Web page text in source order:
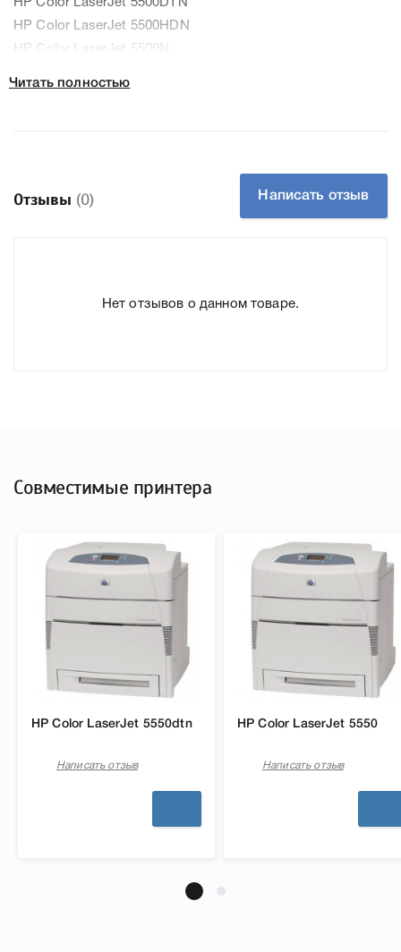
HP Color LaserJet 5500DTN
HP Color LaserJet 5500HDN
HP Color LaserJet 5500N
К HP 645A magenta C9733A мы подготовили подробные
легко подтвердить правильность выбора .
Читать полностью
Отзывы (0) Написать отзыв
Нет отзывов о данном товаре.
Совместимые принтера
HP Color LaserJet 5550dtn
Написать отзыв
HP Color LaserJet 5550
Написать отзыв